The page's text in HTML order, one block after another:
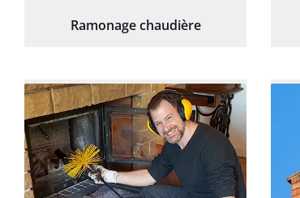
Ramonage chaudière